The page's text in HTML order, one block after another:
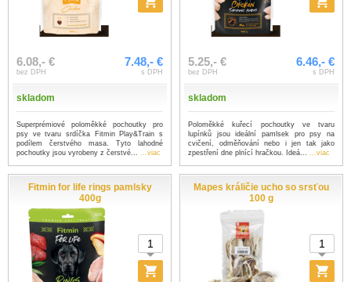
6.08,- €
bez DPH
7.48,- €
s DPH
skladom
Superprémiové poloměkké pochoutky pro
psy ve tvaru srdíčka Fitmin Play&Train s
podílem čerstvého masa. Tyto lahodné
pochoutky jsou vyrobeny z čerstvé... ...viac
5.25,- €
bez DPH
6.46,- €
s DPH
skladom
Poloměkké kuřecí pochoutky ve tvaru
lupínků jsou ideální pamlsek pro psy na
cvičení, odměňování nebo i jen tak jako
zpestření dne plnící hračkou. Ideá... ...viac
Fitmin for life rings pamlsky
400g
Mapes králičie ucho so srsťou
100 g